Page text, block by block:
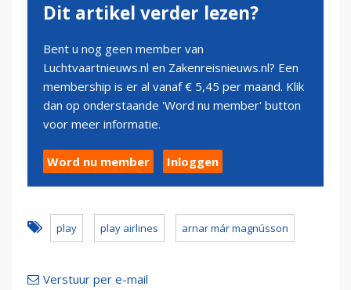
Dit artikel verder lezen?
Bent u nog geen member van
Luchtvaartnieuws.nl en Zakenreisnieuws.nl? Een
membership is er al vanaf € 5,45 per maand. Klik
dan op onderstaande 'Word nu member' button
voor meer informatie.
Word nu member Inloggen
play play airlines arnar már magnússon
Verstuur per e-mail